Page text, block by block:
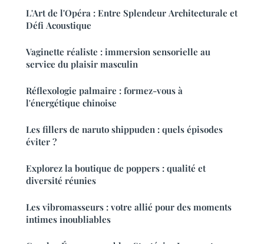
L'Art de l'Opéra : Entre Splendeur Architecturale et
Défi Acoustique
Vaginette réaliste : immersion sensorielle au
service du plaisir masculin
Réflexologie palmaire : formez-vous à
l'énergétique chinoise
Les fillers de naruto shippuden : quels épisodes
éviter ?
Explorez la boutique de poppers : qualité et
diversité réunies
Les vibromasseurs : votre allié pour des moments
intimes inoubliables